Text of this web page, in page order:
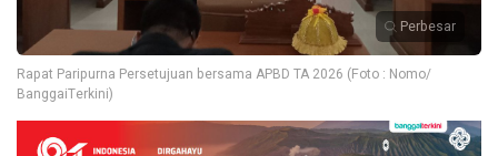
Perbesar
Rapat Paripurna Persetujuan bersama APBD TA 2026 (Foto : Nomo/
BanggaiTerkini)